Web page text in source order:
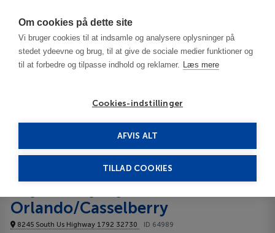
Om cookies på dette site
Vi bruger cookies til at indsamle og analysere oplysninger på
stedet ydeevne og brug, til at give de sociale medier funktioner og
til at forbedre og tilpasse indhold og reklamer. Læs mere
Cookies-indstillinger
AFVIS ALT
TILLAD COOKIES
Casselberry - FL
Days Inn by Wyndham N Orlando/Casselberry 3***
Orlando/Casselberry
8245 South Us Highway 1792 32730 ID 64989